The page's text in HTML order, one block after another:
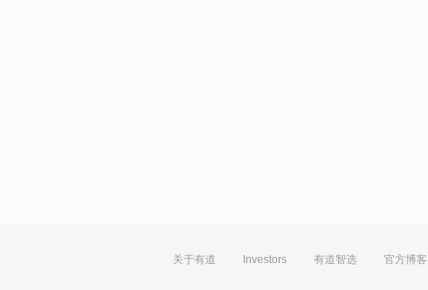
关于有道 Investors 有道智选 官方博客